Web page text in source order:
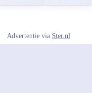
Advertentie via Ster.nl